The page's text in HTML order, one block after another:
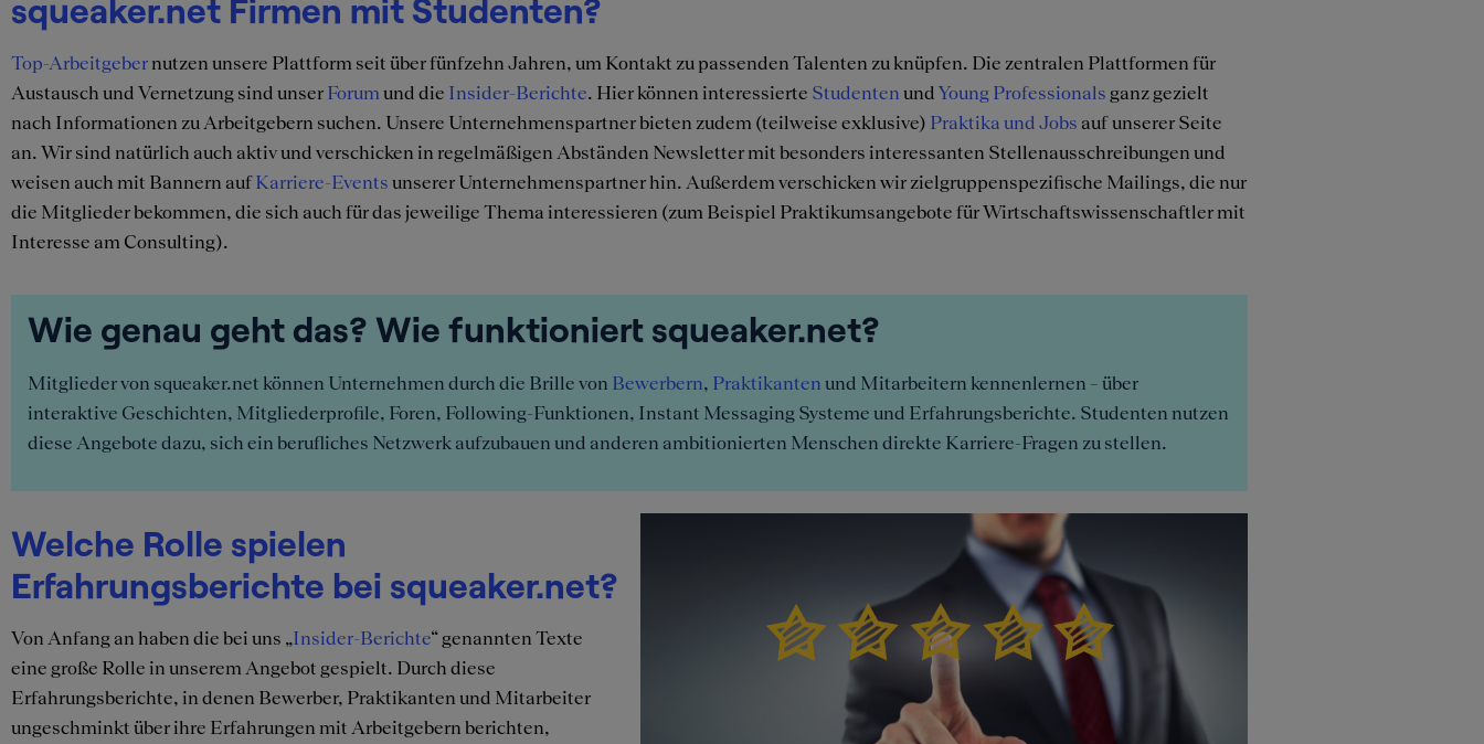
squeaker.net Firmen mit Studenten?
Top-Arbeitgeber nutzen unsere Plattform seit über fünfzehn Jahren, um Kontakt zu passenden Talenten zu knüpfen. Die zentralen Plattformen für
Austausch und Vernetzung sind unser Forum und die Insider-Berichte. Hier können interessierte Studenten und Young Professionals ganz gezielt
nach Informationen zu Arbeitgebern suchen. Unsere Unternehmenspartner bieten zudem (teilweise exklusive) Praktika und Jobs auf unserer Seite
an. Wir sind natürlich auch aktiv und verschicken in regelmäßigen Abständen Newsletter mit besonders interessanten Stellenausschreibungen und
weisen auch mit Bannern aufKarriere-Events unserer Unternehmenspartner hin. Außerdem verschicken wir zielgruppenspezifische Mailings, die nur
die Mitglieder bekommen, die sich auch für das jeweilige Thema interessieren (zum Beispiel Praktikumsangebote für Wirtschaftswissenschaftler mit
Interesse am Consulting).
Wie genau geht das? Wie funktioniert squeaker.net?
Mitglieder von squeaker.net können Unternehmen durch die Brille von Bewerbern, Praktikanten und Mitarbeitern kennenlernen – über
interaktive Geschichten, Mitgliederprofile, Foren, Following-Funktionen, Instant Messaging Systeme und Erfahrungsberichte. Studenten nutzen
diese Angebote dazu, sich ein berufliches Netzwerk aufzubauen und anderen ambitionierten Menschen direkte Karriere-Fragen zu stellen.
Welche Rolle spielen
Erfahrungsberichte bei squeaker.net?
Von Anfang an haben die bei uns „Insider-Berichte“ genannten Texte
eine große Rolle in unserem Angebot gespielt. Durch diese
Erfahrungsberichte, in denen Bewerber, Praktikanten und Mitarbeiter
ungeschminkt über ihre Erfahrungen mit Arbeitgebern berichten,